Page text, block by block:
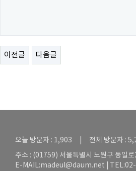
이전글 다음글
오늘 방문자 : 1,903 | 전체 방문자 :
주소 : (01759) 서울특별시 노원구 동일
E-MAIL:madeul@daum.net |